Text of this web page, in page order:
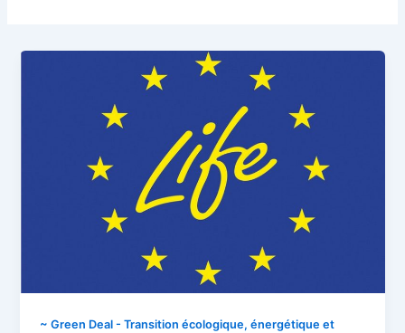
~ Green Deal - Transition écologique, énergétique et